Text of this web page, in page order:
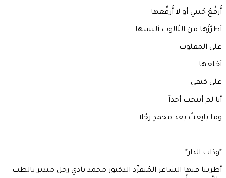
أُرقِّعُ جُبتي أو لا أُرقِّعها
أطرّزُها من اللْالوب ألبسها
على المقلوب
أخلعها
على كيفي
أنا لم أنتخب أحداً
وما بايعتُ بعد محمدٍ رجُلا
*وذات الدار*
أطربنا فيها الشاعر المُتفرِّد الدكتور محمد بادي رجل متدثر بالطب